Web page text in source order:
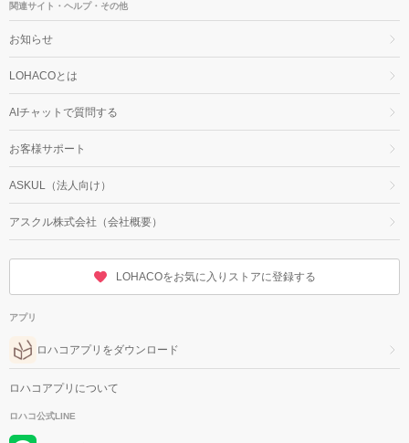
関連サイト・ヘルプ・その他
お知らせ
LOHACOとは
AIチャットで質問する
お客様サポート
ASKUL（法人向け）
アスクル株式会社（会社概要）
LOHACOをお気に入りストアに登録する
アプリ
ロハコアプリをダウンロード
ロハコアプリについて
ロハコ公式LINE